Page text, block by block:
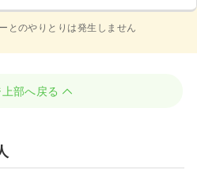
とのやりとりは発生しません
部へ戻る